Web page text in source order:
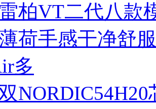
柏VT二代八款
荷手感干净舒
多